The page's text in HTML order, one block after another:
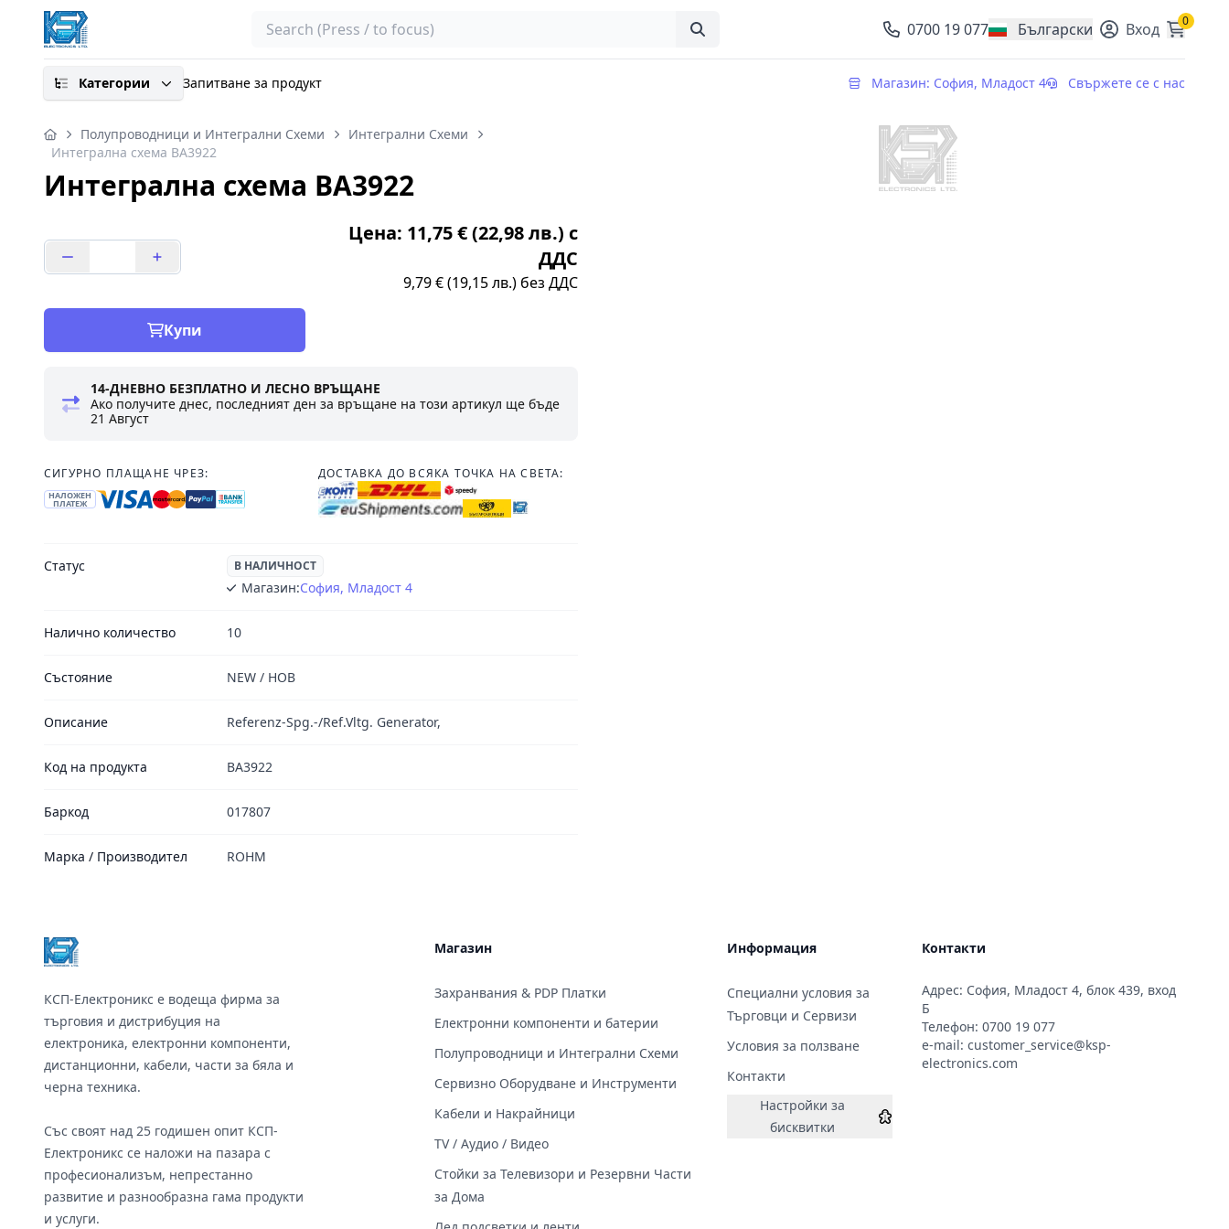
Search 0700 19 077 Български
, change currency Вход 0
Категории Запитване за продукт Магазин: София, Младост 4 Свържете се с нас
Полупроводници и Интегрални Схеми
Интегрални Схеми
Интегрална схема BA3922
Интегрална схема BA3922
Цена: 11,75 € (22,98 лв.) с
ДДС
9,79 € (19,15 лв.) без ДДС
Купи
14-ДНЕВНО БЕЗПЛАТНО И ЛЕСНО ВРЪЩАНЕ
Ако получите днес, последният ден за връщане на този артикул ще бъде
21 Август
СИГУРНО ПЛАЩАНЕ ЧРЕЗ:
НАЛОЖЕН
ПЛАТЕЖ
ДОСТАВКА ДО ВСЯКА ТОЧКА НА СВЕТА:
Статус В НАЛИЧНОСТ
Магазин:София, Младост 4
Налично количество 10
Състояние NEW / НОВ
Описание Referenz-Spg.-/Ref.Vltg. Generator,
Код на продукта BA3922
Баркод 017807
Марка / Производител ROHM
КСП-Електроникс е водеща фирма за
търговия и дистрибуция на
електроника, електронни компоненти,
дистанционни, кабели, части за бяла и
черна техника.
Със своят над 25 годишен опит КСП-
Електроникс се наложи на пазара с
професионализъм, непрестанно
развитие и разнообразна гама продукти
и услуги.
Магазин
Захранвания & PDP Платки
Електронни компоненти и батерии
Полупроводници и Интегрални Схеми
Сервизно Оборудване и Инструменти
Кабели и Накрайници
TV / Аудио / Видео
Стойки за Телевизори и Резервни Части
за Дома
Информация
Специални условия за
Търговци и Сервизи
Условия за ползване
Контакти
Настройки за
бисквитки
Контакти
Адрес: София, Младост 4, блок 439, вход
Б
Телефон: 0700 19 077
e-mail: customer_service@ksp-
electronics.com